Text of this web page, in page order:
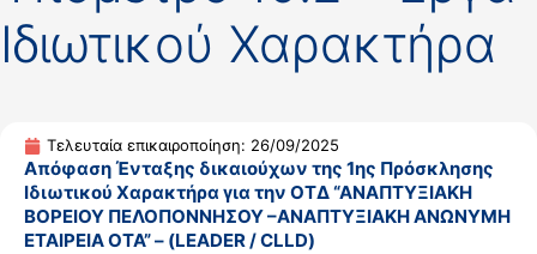
Ιδιωτικού Χαρακτήρα
Τελευταία επικαιροποίηση: 26/09/2025
Απόφαση Ένταξης δικαιούχων της 1ης Πρόσκλησης
Ιδιωτικού Χαρακτήρα για την ΟΤΔ “ΑΝΑΠΤΥΞΙΑΚΗ
ΒΟΡΕΙΟΥ ΠΕΛΟΠΟΝΝΗΣΟΥ –ΑΝΑΠΤΥΞΙΑΚΗ ΑΝΩΝΥΜΗ
ΕΤΑΙΡΕΙΑ ΟΤΑ” – (LEADER / CLLD)